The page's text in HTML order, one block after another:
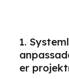
1.
er